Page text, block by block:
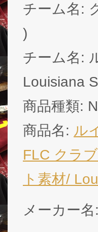
チーム名:
)
チーム名:
Louisiana
商品種類:
商品名: ル
FLC クラ
ト素材/
メーカー